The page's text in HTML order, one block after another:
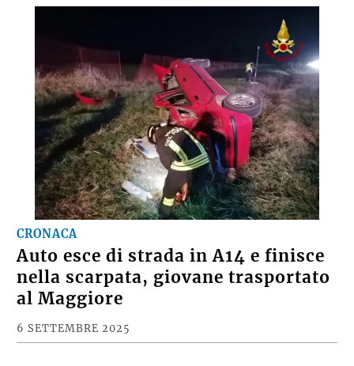
CRONACA
Auto esce di strada in A14 e finisce
nella scarpata, giovane trasportato
al Maggiore
6 SETTEMBRE 2025